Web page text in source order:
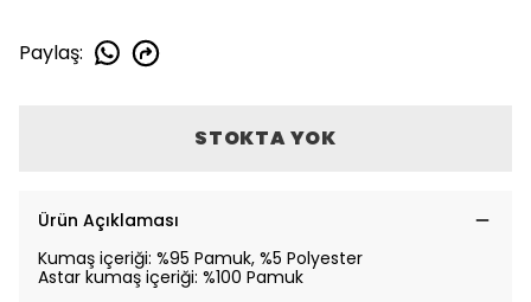
Paylaş:
STOKTA YOK
Ürün Açıklaması
Kumaş içeriği: %95 Pamuk, %5 Polyester
Astar kumaş içeriği: %100 Pamuk